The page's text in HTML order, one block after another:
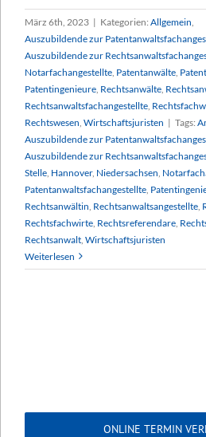
März 6th, 2023 | Kategorien: Allgemein
Auszubildende zur
Auszubildende zur
Notarfachangestellte Patentanwälte
Patentingenieure Rechtsanwälte
Rechtsanwaltsfachangestellte
Rechtswesen Wirtschaftsjuristen | Tags:
Auszubildende zur
Auszubildende zur
Stelle Hannover, Niedersachsen
Patentanwaltsfachangestellte
Rechtsanwältin Rechtsanwaltsangestellte
Rechtsfachwirte Rechtsreferendare
Rechtsanwalt Wirtschaftsjuristen
Weiterlesen
ONLINE TERMIN